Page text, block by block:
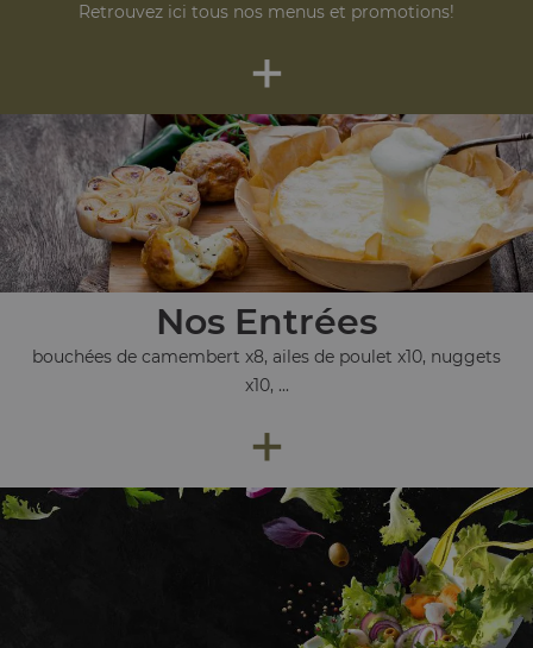
Retrouvez ici tous nos menus et promotions!
+
Nos Entrées
bouchées de camembert x8, ailes de poulet x10, nuggets
x10, ...
+